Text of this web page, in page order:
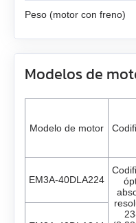
EM3J-10
Servo controladores AC
Peso (motor con freno)
Modelos de
Modelo de motor
EM3A-40DLA224